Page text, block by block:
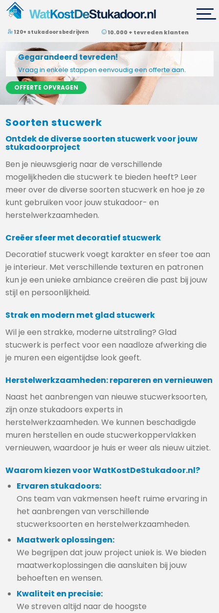
120+ stukadoorsbedrijven 10.000 + tevreden klanten
Gegarandeerd tevreden!
Vraag in enkele stappen eenvoudig een offerte aan.
OFFERTE OPVRAGEN
Soorten stucwerk
Ontdek de diverse soorten stucwerk voor jouw
stukadoorproject
Ben je nieuwsgierig naar de verschillende
mogelijkheden die stucwerk te bieden heeft? Leer
meer over de diverse soorten stucwerk en hoe je ze
kunt gebruiken voor jouw stukadoor- en
herstelwerkzaamheden.
Creëer sfeer met decoratief stucwerk
Decoratief stucwerk voegt karakter en sfeer toe aan
je interieur. Met verschillende texturen en patronen
kun je een unieke ambiance creëren die past bij jouw
stijl en persoonlijkheid.
Strak en modern met glad stucwerk
Wil je een strakke, moderne uitstraling? Glad
stucwerk is perfect voor een naadloze afwerking die
je muren een eigentijdse look geeft.
Herstelwerkzaamheden: repareren en vernieuwen
Naast het aanbrengen van nieuwe stucwerksoorten,
zijn onze stukadoors experts in
herstelwerkzaamheden. We kunnen beschadigde
muren herstellen en oude stucwerkoppervlakken
vernieuwen, waardoor je huis er weer als nieuw uitziet.
Waarom kiezen voor WatKostDeStukadoor.nl?
Ervaren stukadoors:
Ons team van vakmensen heeft ruime ervaring in
het aanbrengen van verschillende
stucwerksoorten en herstelwerkzaamheden.
Maatwerk oplossingen:
We begrijpen dat jouw project uniek is. We bieden
maatwerkoplossingen die aansluiten bij jouw
behoeften en wensen.
Kwaliteit en precisie:
We streven altijd naar de hoogste